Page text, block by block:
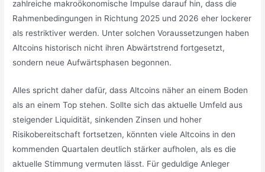
zahlreiche makroökonomische Impulse darauf hin, dass die
Rahmenbedingungen in Richtung 2025 und 2026 eher lockerer
als restriktiver werden. Unter solchen Voraussetzungen haben
Altcoins historisch nicht ihren Abwärtstrend fortgesetzt,
sondern neue Aufwärtsphasen begonnen.
Alles spricht daher dafür, dass Altcoins näher an einem Boden
als an einem Top stehen. Sollte sich das aktuelle Umfeld aus
steigender Liquidität, sinkenden Zinsen und hoher
Risikobereitschaft fortsetzen, könnten viele Altcoins in den
kommenden Quartalen deutlich stärker aufholen, als es die
aktuelle Stimmung vermuten lässt. Für geduldige Anleger